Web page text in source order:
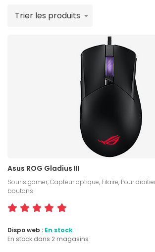
Trier les produits
Asus ROG Gladius III
Souris gamer, Capteur optique, Filaire, Pour
boutons
Dispo web : En stock
En stock dans 2 magasins